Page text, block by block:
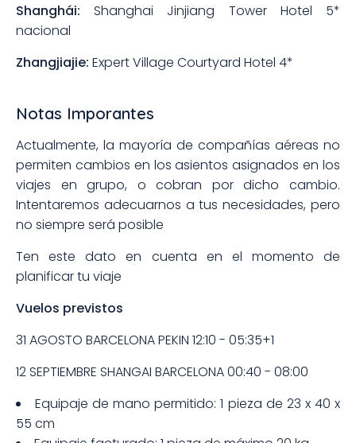
Shanghái:Shanghai Jinjiang Tower Hotel 5*
nacional
Zhangjiajie: Expert Village Courtyard Hotel 4*
Notas Imporantes
Actualmente, la mayoría de compañías aéreas no
permiten cambios en los asientos asignados en los
viajes en grupo, o cobran por dicho cambio.
Intentaremos adecuarnos a tus necesidades, pero
no siempre será posible
Ten este dato en cuenta en el momento de
planificar tu viaje
Vuelos previstos
31 AGOSTO BARCELONA PEKIN 12:10 - 05:35+1
12 SEPTIEMBRE SHANGAI BARCELONA 00:40 - 08:00
Equipaje de mano permitido: 1 pieza de 23 x 40 x
55 cm